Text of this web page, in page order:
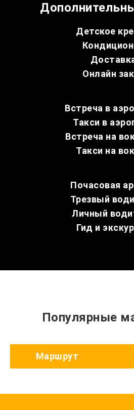
Детское
Онлайн
Встреча в
Такси в
Встреча на
Такси на
Почасовая
Трезвый
Личный
Гид и
Популярные
Маршрут